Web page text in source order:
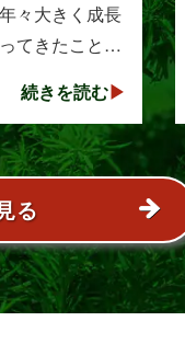
々大きく成長
てきたことか
すが、一度大
続きを読む
る